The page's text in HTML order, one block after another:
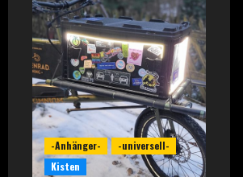
-Anhänger-
-universell-
Kisten